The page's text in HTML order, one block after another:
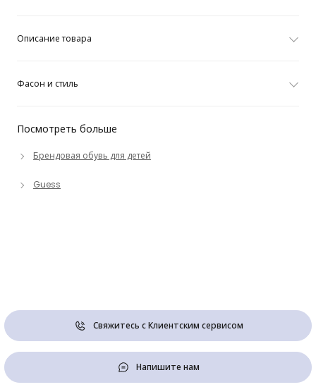
Посмотреть больше
Брендовая обувь для детей
Guess
Описание товара
Фасон и стиль
Свяжитесь с Клиентским сервисом
Напишите нам